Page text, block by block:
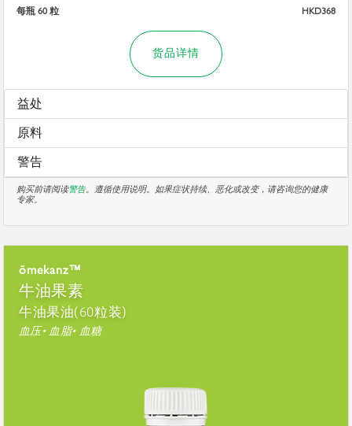
每瓶 60 粒 HKD368
货品详情
益处
原料
警告
购买前请阅读警告。遵循使用说明。如果症状持续、恶化或改变，请咨询您的健康
专家。
ōmekanz™
牛油果素
牛油果油(60粒装)
血压• 血脂• 血糖